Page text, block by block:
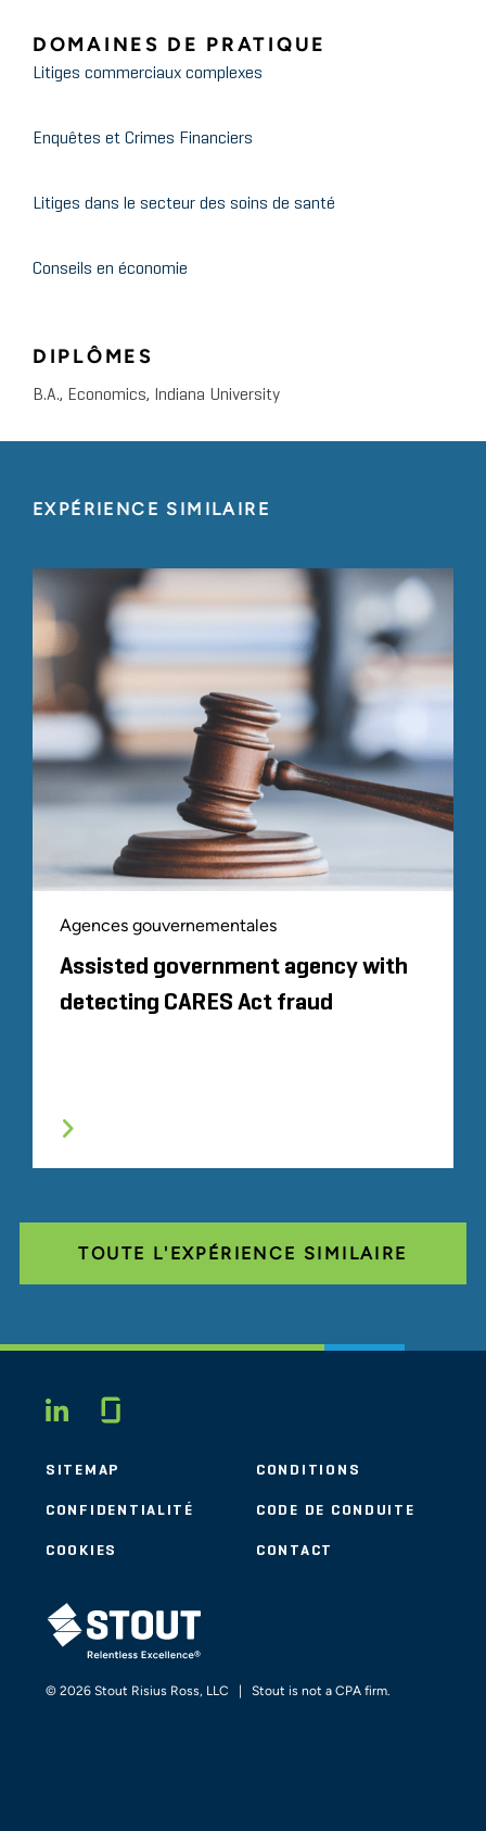
DOMAINES DE PRATIQUE
Litiges commerciaux complexes
Enquêtes et Crimes Financiers
Litiges dans le secteur des soins de santé
Conseils en économie
DIPLÔMES
B.A., Economics, Indiana University
EXPÉRIENCE SIMILAIRE
Agences gouvernementales
Assisted government agency with
detecting CARES Act fraud
TOUTE L'EXPÉRIENCE SIMILAIRE
LINKEDIN
SITEMAP CONDITIONS
CONFIDENTIALITÉ CODE DE CONDUITE
COOKIES CONTACT
STOUT LOGO
© 2026 Stout Risius Ross, LLC | Stout is not a CPA firm.